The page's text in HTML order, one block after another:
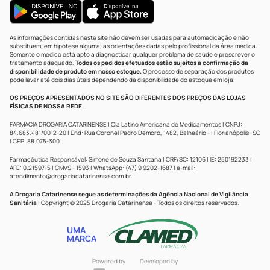
As informações contidas neste site não devem ser usadas para automedicação e não
substituem, em hipótese alguma, as orientações dadas pelo profissional da área médica.
Somente o médico está apto a diagnosticar qualquer problema de saúde e prescrever o
tratamento adequado. Todos os pedidos efetuados estão sujeitos à confirmação da
disponibilidade de produto em nosso estoque.O processo de separação dos produtos
pode levar até dois dias úteis dependendo da disponibilidade do estoque em loja.
OS PREÇOS APRESENTADOS NO SITE SÃO DIFERENTES DOS PREÇOS DAS LOJAS
FÍSICAS DE NOSSA REDE.
FARMÁCIA DROGARIA CATARINENSE | Cia Latino Americana de Medicamentos | CNPJ:
84.683.481/0012-20 | End: Rua Coronel Pedro Demoro, 1482, Balneário - | Florianópolis- SC
| CEP: 88.075-300
Farmacêutica Responsável: Simone de Souza Santana | CRF/SC: 12106 | IE: 250192233 |
AFE: 0.21597-5 | CMVS - 1593 | WhatsApp: (47) 9 9202-1687 | e-mail:
atendimento@drogariacatarinense.com.br.
A Drogaria Catarinense segue as determinações da Agência Nacional de Vigilância
Sanitária | Copyright © 2025 Drogaria Catarinense - Todos os direitos reservados.
UMA
MARCA
Powered by Developed by